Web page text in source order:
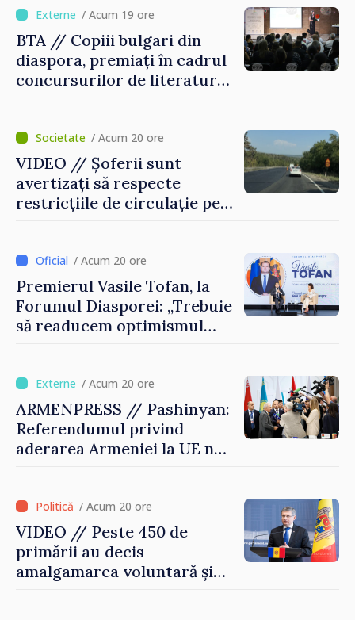
/ Acum 19 ore
BTA // Copiii bulgari din
diaspora, premiați în cadrul
concursurilor de literatură,
Bulgarii din Străinătate
/ Acum 20 ore
VIDEO // Șoferii sunt
avertizați să respecte
restricțiile de circulație pe
reparație/ Acum 20 ore
Premierul Vasile Tofan, la
Forumul Diasporei: „Trebuie
să readucem optimismul
direcția corectă”
/ Acum 20 ore
ARMENPRESS // Pashinyan:
Referendumul privind
aderarea Armeniei la UE nu
/ Acum 20 ore
VIDEO // Peste 450 de
primării au decis
amalgamarea voluntară și